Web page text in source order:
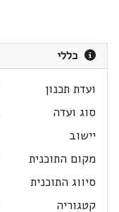
כללי
ועדת תכנון
סוג ועדה
יישוב
מקום התוכנית
סיווג התוכנית
קטגוריה